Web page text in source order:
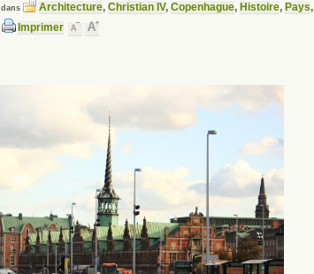
dans Architecture, Christian IV, Copenhague, Histoire, Pays,
Imprimer